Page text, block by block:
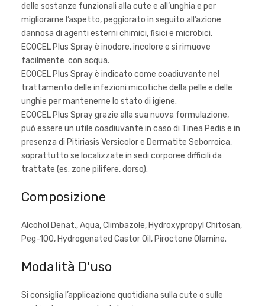
delle sostanze funzionali alla cute e all’unghia e per
migliorarne l’aspetto, peggiorato in seguito all’azione
dannosa di agenti esterni chimici, fisici e microbici.
ECOCEL Plus Spray è inodore, incolore e si rimuove
facilmente con acqua.
ECOCEL Plus Spray è indicato come coadiuvante nel
trattamento delle infezioni micotiche della pelle e delle
unghie per mantenerne lo stato di igiene.
ECOCEL Plus Spray grazie alla sua nuova formulazione,
può essere un utile coadiuvante in caso di Tinea Pedis e in
presenza di Pitiriasis Versicolor e Dermatite Seborroica,
soprattutto se localizzate in sedi corporee difficili da
trattate (es. zone pilifere, dorso).
Composizione
Alcohol Denat., Aqua, Climbazole, Hydroxypropyl Chitosan,
Peg-100, Hydrogenated Castor Oil, Piroctone Olamine.
Modalità D'uso
Si consiglia l’applicazione quotidiana sulla cute o sulle